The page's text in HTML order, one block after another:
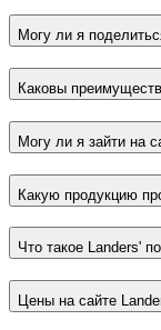
Могу ли я
Каковы
Могу ли я зайти на
Какую продукцию
Что такое Landers'
Цены на сайте